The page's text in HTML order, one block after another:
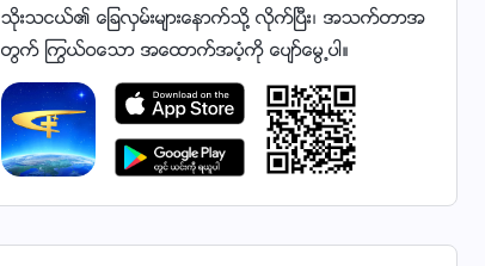
Christian Dance (ဇိအုန္တြင္ စုေဝးျ
ခင္း)
Christian Dance (ဘုရားသခင္သ
ည္ ယေန႔တိုင္ ကြၽန္ုပ္တို႔ကို ခ်စ္ခင္)
Christian Dance (ဘုရားႏႈတ္ကပ
သိုးသငယ္၏ ေျခလွမ္းမ်ားေနာက္သို႔ လိုက္ၿပီး၊ အသက္တာအ
တြက္ ႂကြယ္ဝေသာ အေထာက္အပံ့ကို ေပ်ာ္ေမြ႕ပါ။